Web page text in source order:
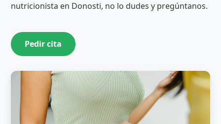
nutricionista en Donosti, no lo dudes y pregúntanos.
Pedir cita